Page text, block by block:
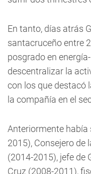
En tanto, días atrás
santacruceño entre
posgrado en
descentralizar la
con los que destacó
la compañía en el
Anteriormente había
2015), Consejero de
(2014-2015), jefe de
Cruz (2008-2011),